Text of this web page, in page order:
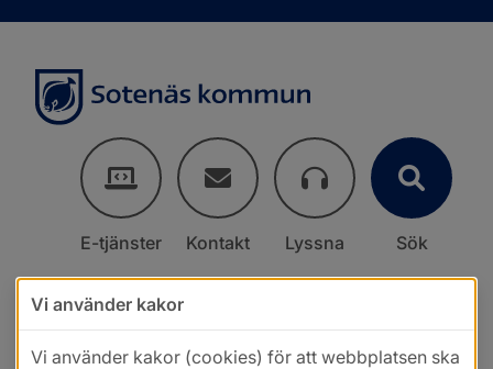
E-tjänster Kontakt Lyssna Sök
Vi använder kakor
Vi använder kakor (cookies) för att webbplatsen ska